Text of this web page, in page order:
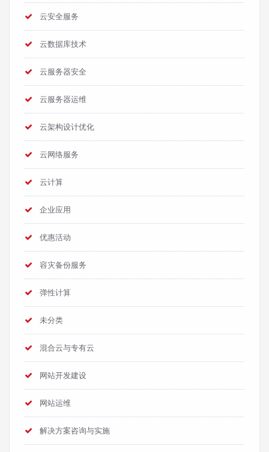
云安全服务
云数据库技术
云服务器安全
云服务器运维
云架构设计优化
云网络服务
云计算
企业应用
优惠活动
容灾备份服务
弹性计算
未分类
混合云与专有云
网站开发建设
网站运维
解决方案咨询与实施